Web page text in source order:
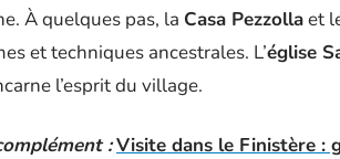
À quelques pas, la Casa Pezzollaet
et techniques ancestrales. L’église
l’esprit du village.
:Visite dans le Finistère :